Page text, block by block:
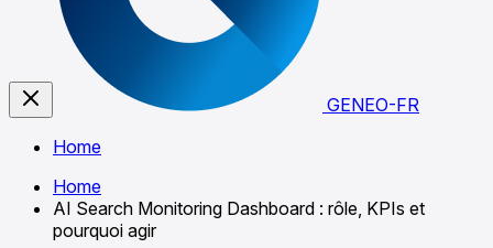
GENEO-FR
Home
Home
AI Search Monitoring Dashboard : rôle, KPIs et
pourquoi agir